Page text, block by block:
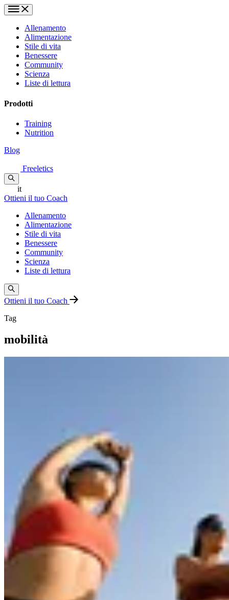
Allenamento
Alimentazione
Stile di vita
Benessere
Community
Scienza
Liste di lettura
Prodotti
Training
Nutrition
Blog
Freeletics
it
Ottieni il tuo Coach
Allenamento
Alimentazione
Stile di vita
Benessere
Community
Scienza
Liste di lettura
Ottieni il tuo Coach
Tag
mobilità